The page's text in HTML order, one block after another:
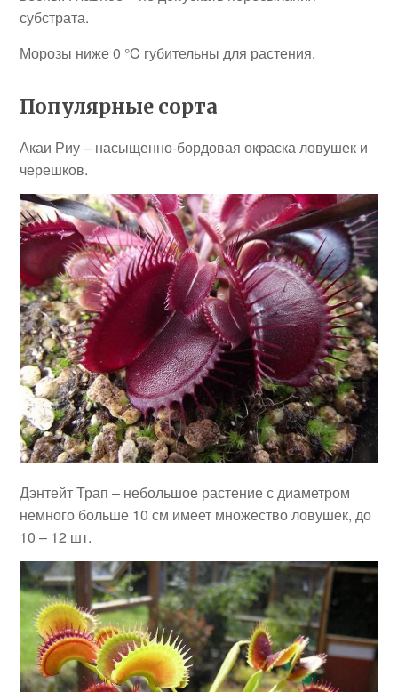
субстрата.
Морозы ниже 0 °C губительны для растения.
Популярные сорта
Акаи Риу – насыщенно-бордовая окраска ловушек и
черешков.
Дэнтейт Трап – небольшое растение с диаметром
немного больше 10 см имеет множество ловушек, до
10 – 12 шт.